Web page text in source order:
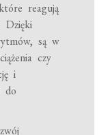
reagują
Dzięki
są w
czy
i
do